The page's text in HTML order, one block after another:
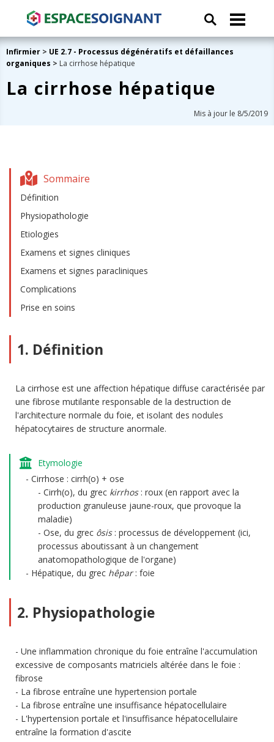
Infirmier > UE 2.7 - Processus dégénératifs et défaillances
organiques > La cirrhose hépatique
La cirrhose hépatique
Mis à jour le 8/5/2019
Sommaire
Définition
Physiopathologie
Etiologies
Examens et signes cliniques
Examens et signes paracliniques
Complications
Prise en soins
1. Définition
La cirrhose est une affection hépatique diffuse caractérisée par
une fibrose mutilante responsable de la destruction de
l'architecture normale du foie, et isolant des nodules
hépatocytaires de structure anormale.
Etymologie
Cirrhose : cirrh(o) + ose
Cirrh(o), du grec kirrhos: roux (en rapport avec la
production granuleuse jaune-roux, que provoque la
maladie)
Ose, du grec ôsis: processus de développement (ici,
processus aboutissant à un changement
anatomopathologique de l'organe)
Hépatique, du grec hêpar: foie
2. Physiopathologie
Une inflammation chronique du foie entraîne l'accumulation
excessive de composants matriciels altérée dans le foie :
fibrose
La fibrose entraîne une hypertension portale
La fibrose entraîne une insuffisance hépatocellulaire
L'hypertension portale et l'insuffisance hépatocellulaire
entraîne la formation d'ascite